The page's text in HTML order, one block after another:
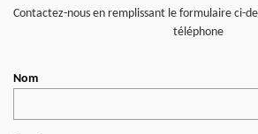
Contactez-nous en remplissant le formulaire ci-
téléphone
Nom